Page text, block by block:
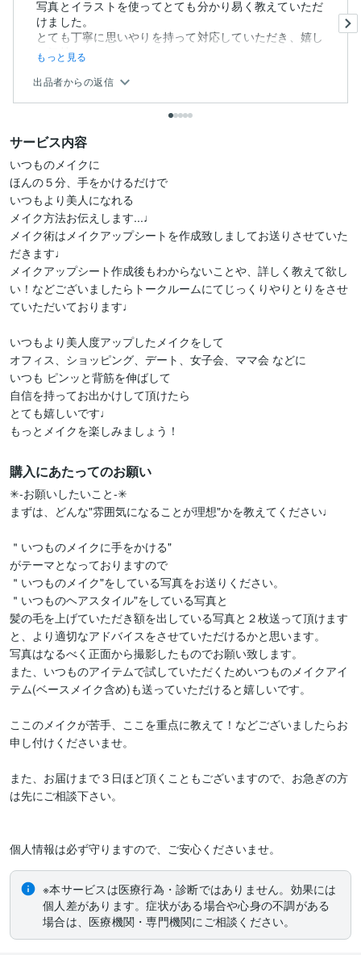
写真とイラストを使ってとても分かり易く教えていただ
けました。
とても丁寧に思いやりを持って対応していただき、嬉し
い気持...
もっと見る
出品者からの返信
サービス内容
いつものメイクに
ほんの５分、手をかけるだけで
いつもより美人になれる
メイク方法お伝えします...♩
メイク術はメイクアップシートを作成致しましてお送りさせていた
だきます♩
メイクアップシート作成後もわからないことや、詳しく教えて欲し
い！などございましたらトークルームにてじっくりやりとりをさせ
ていただいております♩
いつもより美人度アップしたメイクをして
オフィス、ショッピング、デート、女子会、ママ会 などに
いつも ピンッと背筋を伸ばして
自信を持ってお出かけして頂けたら
とても嬉しいです♩
もっとメイクを楽しみましょう！
購入にあたってのお願い
✳︎-お願いしたいこと-✳︎
まずは、どんな"雰囲気になることが理想"かを教えてください♩
＂いつものメイクに手をかける"
がテーマとなっておりますので
＂いつものメイク"をしている写真をお送りください。
＂いつものヘアスタイル"をしている写真と
髪の毛を上げていただき額を出している写真と２枚送って頂けます
と、より適切なアドバイスをさせていただけるかと思います。
写真はなるべく正面から撮影したものでお願い致します。
また、いつものアイテムで試していただくためいつものメイクアイ
テム(ベースメイク含め)も送っていただけると嬉しいです。
ここのメイクが苦手、ここを重点に教えて！などございましたらお
申し付けくださいませ。
また、お届けまで３日ほど頂くこともございますので、お急ぎの方
は先にご相談下さい。
個人情報は必ず守りますので、ご安心くださいませ。
※本サービスは医療行為・診断ではありません。効果には
個人差があります。症状がある場合や心身の不調がある
場合は、医療機関・専門機関にご相談ください。